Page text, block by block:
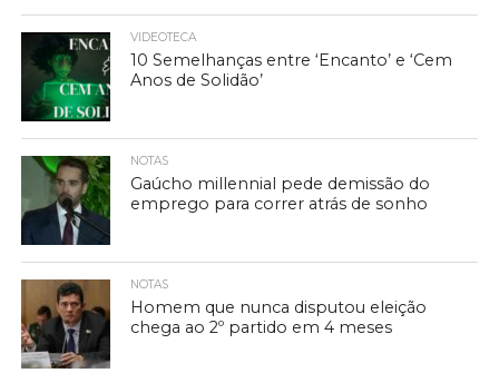
VIDEOTECA
10 Semelhanças entre ‘Encanto’ e ‘Cem
Anos de Solidão’
NOTAS
Gaúcho millennial pede demissão do
emprego para correr atrás de sonho
NOTAS
Homem que nunca disputou eleição
chega ao 2º partido em 4 meses